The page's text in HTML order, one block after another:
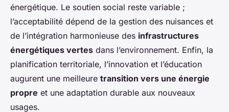
énergétique. Le soutien social reste variable ;
l’acceptabilité dépend de la gestion des nuisances et
de l’intégration harmonieuse des infrastructures
énergétiques vertes dans l’environnement. Enfin, la
planification territoriale, l’innovation et l’éducation
augurent une meilleure transition vers une énergie
propre et une adaptation durable aux nouveaux
usages.